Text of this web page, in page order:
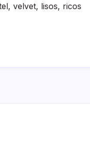
velvet, lisos, ricos